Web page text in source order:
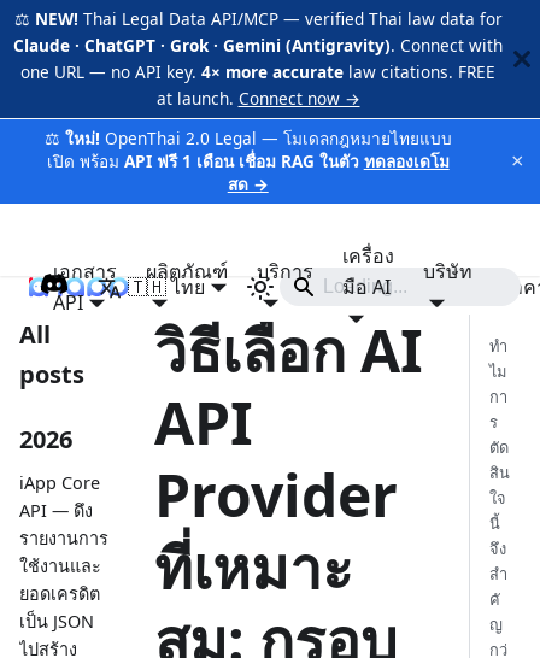
⚖️ NEW! Thai Legal Data API/MCP — verified Thai law data for
Claude · ChatGPT · Grok · Gemini (Antigravity). Connect with
one URL — no API key. 4× more accurate law citations. FREE
at launch. Connect now →
⚖️ ใหม่! OpenThai 2.0 Legal — โมเดลกฎหมายไทยแบบ
เปิด พร้อม API ฟรี 1 เดือน เชื่อม RAG ในตัว ทดลองเดโม
สด →
×
iApp
เอกสาร
API
ผลิตภัณฑ์ บริการ
เครื่อง
มือ AI
บริษัท
รา
🇹🇭 ไทย
All
posts
2026
iApp Core
API — ดึง
รายงานการ
ใช้งานและ
ยอดเครดิต
เป็น JSON
ไปสร้าง
วิธีเลือก AI
API
Provider
ที่เหมาะ
สม: กรอบ
ทำ
ไม
กา
ร
ตัด
สิน
ใจ
นี้
จึง
สำ
คั
ญ
กว่